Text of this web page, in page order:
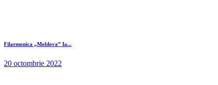
Filarmonica „Moldova” Ia...
20 octombrie 2022